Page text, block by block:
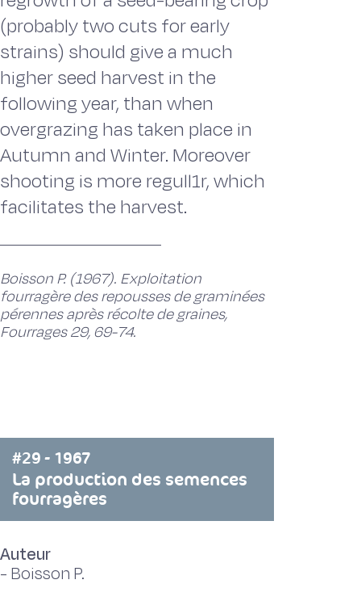
(probably two cuts for early
strains) should give a much
higher seed harvest in the
following year, than when
overgrazing has taken place in
Autumn and Winter. Moreover
shooting is more regull1r, which
facilitates the harvest.
Boisson P. (1967). Exploitation
fourragère des repousses de graminées
pérennes après récolte de graines,
Fourrages 29, 69-74.
#29 - 1967
La production des semences
fourragères
Auteur
- Boisson P.